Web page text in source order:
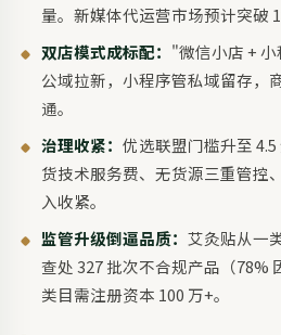
量。新媒体代运营市场预计突破
双店模式成标配： "微信小店 +
公域拉新，小程序管私域留存，
通。
治理收紧： 优选联盟门槛升至
货技术服务费、无货源三重管控
入收紧。
监管升级倒逼品质： 艾灸贴从一
查处 327 批次不合规产品（78%
类目需注册资本 100 万+。